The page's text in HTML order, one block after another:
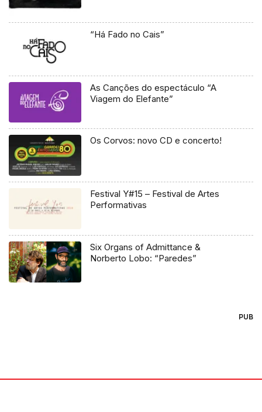
“Há Fado no Cais”
As Canções do espectáculo “A
Viagem do Elefante”
Os Corvos: novo CD e concerto!
Festival Y#15 – Festival de Artes
Performativas
Six Organs of Admittance &
Norberto Lobo: “Paredes”
PUB